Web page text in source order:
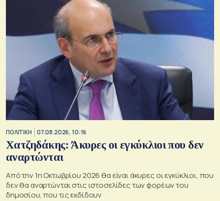
ΠΟΛΙΤΙΚΗ 07.08.2026, 10:16
Χατζηδάκης: Άκυρες οι εγκύκλιοι που δεν
αναρτώνται
Από την 1η Οκτωβρίου 2026 θα είναι άκυρες οι εγκύκλιοι, που
δεν θα αναρτώνται στις ιστοσελίδες των φορέων του
δημοσίου, που τις εκδίδουν